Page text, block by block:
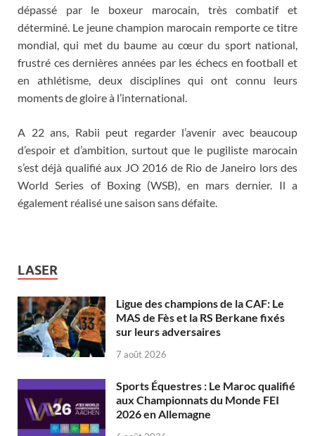
dépassé par le boxeur marocain, très combatif et
déterminé. Le jeune champion marocain remporte ce titre
mondial, qui met du baume au cœur du sport national,
frustré ces dernières années par les échecs en football et
en athlétisme, deux disciplines qui ont connu leurs
moments de gloire à l’international.
A 22 ans, Rabii peut regarder l’avenir avec beaucoup
d’espoir et d’ambition, surtout que le pugiliste marocain
s’est déjà qualifié aux JO 2016 de Rio de Janeiro lors des
World Series of Boxing (WSB), en mars dernier. Il a
également réalisé une saison sans défaite.
LASER
Ligue des champions de la CAF: Le
MAS de Fès et la RS Berkane fixés
sur leurs adversaires
7 août 2026
Sports Équestres : Le Maroc qualifié
aux Championnats du Monde FEI
2026 en Allemagne